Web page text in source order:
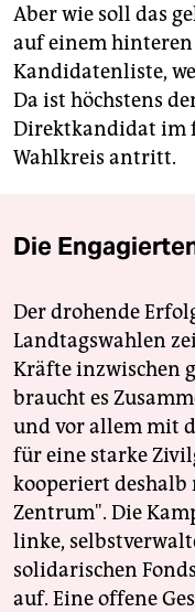
Aber wie soll das
auf einem hinteren
Kandidatenliste,
Da ist höchstens
Direktkandidat im
Wahlkreis antritt.
Die
Der drohende
Landtagswahlen
Kräfte inzwischen
braucht es
und vor allem mit
für eine starke
kooperiert
Zentrum". Die
linke,
solidarischen
auf. Eine offene